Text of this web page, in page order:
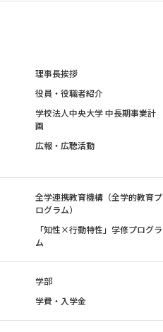
理事長挨拶
役員・役職者紹介
学校法人中央大学 中長期事業計
画
広報・広聴活動
全学連携教育機構（全学的教育プ
ログラム）
「知性×行動特性」学修プログラ
ム
学部
学費・入学金